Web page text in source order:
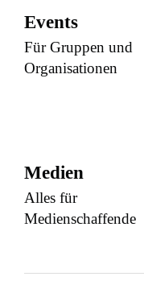
Events
Für Gruppen und
Organisationen
Medien
Alles für
Medienschaffende